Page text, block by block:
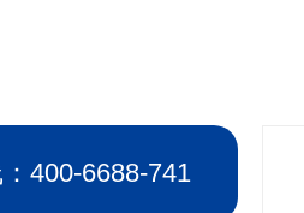
400-6688-741